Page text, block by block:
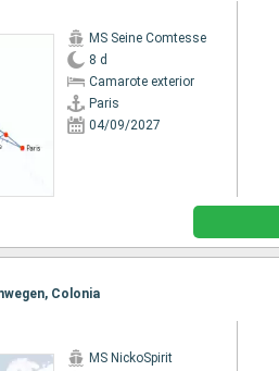
MS Seine Comtesse
8 d
Camarote exterior
Paris
04/09/2027
Colonia
MS NickoSpirit